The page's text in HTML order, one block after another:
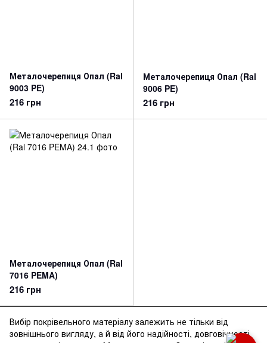
Металочерепиця Опал (Ral
9003 PE)
216 грн
Металочерепиця Опал (Ral
9006 PE)
216 грн
Металочерепиця Опал (Ral
7016 PEMA)
216 грн
Вибір покрівельного матеріалу залежить не тільки від
зовнішнього вигляду, а й від його надійності, довговічності